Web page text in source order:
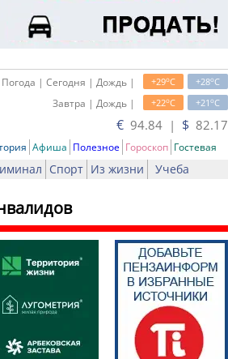
+28oC
+29oC
Погода | Сегодня | Дождь |
+21oC
+22oC
Завтра | Дождь |
€ 94.84 | $ 82.17
Афиша Полезное Гороскоп Гостевая
Спорт Из жизни Учеба